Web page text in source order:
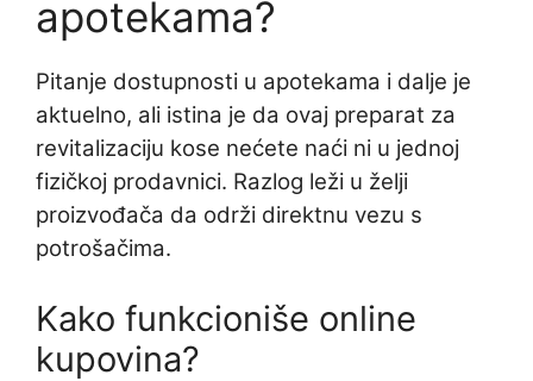
apotekama?
Pitanje dostupnosti u apotekama i dalje je
aktuelno, ali istina je da ovaj preparat za
revitalizaciju kose nećete naći ni u jednoj
fizičkoj prodavnici. Razlog leži u želji
proizvođača da održi direktnu vezu s
potrošačima.
Kako funkcioniše online
kupovina?